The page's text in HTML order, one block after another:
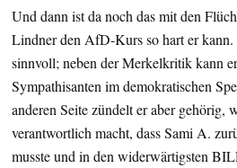
Und dann ist da noch das mit den
Lindner den AfD-Kurs so hart er kann.
sinnvoll; neben der Merkelkritik kann
Sympathisanten im demokratischen
anderen Seite zündelt er aber gehörig,
verantwortlich macht, dass Sami A.
musste und in den widerwärtigsten